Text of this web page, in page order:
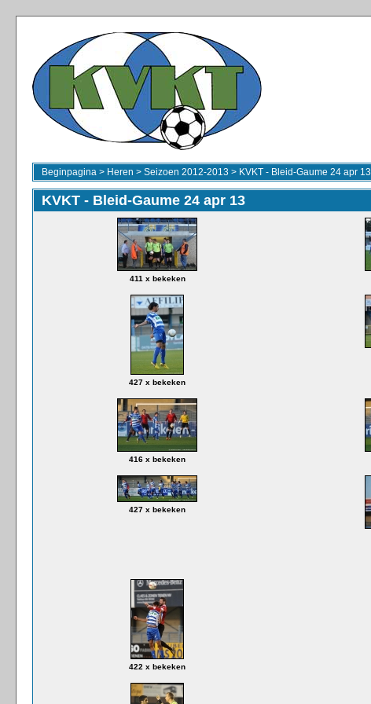
Beginpagina > Heren > Seizoen 2012-2013 > KVKT - Bleid-Gaume 24 apr 13
KVKT - Bleid-Gaume 24 apr 13
411 x bekeken
427 x bekeken
416 x bekeken
427 x bekeken
422 x bekeken